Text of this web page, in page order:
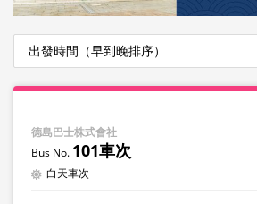
德島巴士株式會社
101車次
白天車次